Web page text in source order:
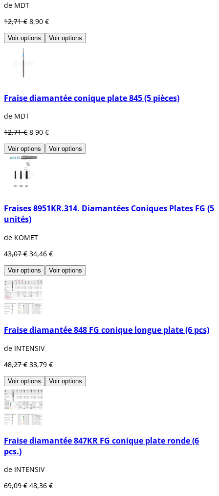
de MDT
12,71 € 8,90 €
Voir options Voir options
Fraise diamantée conique plate 845 (5 pièces)
de MDT
12,71 € 8,90 €
Voir options Voir options
Fraises 8951KR.314. Diamantées Coniques Plates FG (5
unités)
de KOMET
43,07 € 34,46 €
Voir options Voir options
Fraise diamantée 848 FG conique longue plate (6 pcs)
de INTENSIV
48,27 € 33,79 €
Voir options Voir options
Fraise diamantée 847KR FG conique plate ronde (6
pcs.)
de INTENSIV
69,09 € 48,36 €